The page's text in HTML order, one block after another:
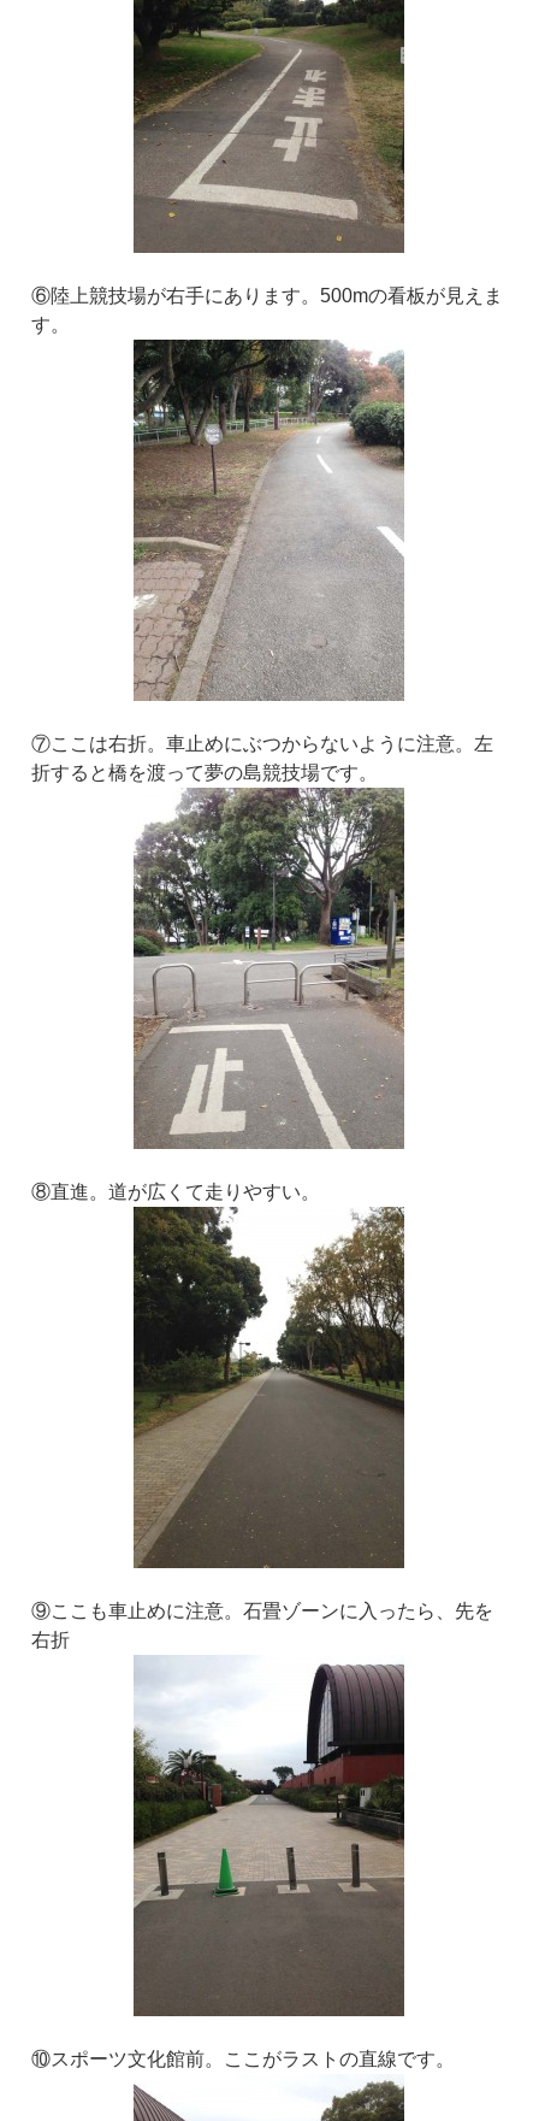
⑥陸上競技場が右手にあります。500mの看板が見えま
す。
⑦ここは右折。車止めにぶつからないように注意。左
折すると橋を渡って夢の島競技場です。
⑧直進。道が広くて走りやすい。
⑨ここも車止めに注意。石畳ゾーンに入ったら、先を
右折
⑩スポーツ文化館前。ここがラストの直線です。